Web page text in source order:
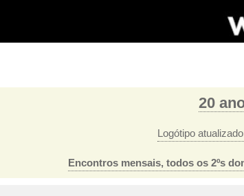
20
Logótipo
Encontros mensais, todos os 2ºs